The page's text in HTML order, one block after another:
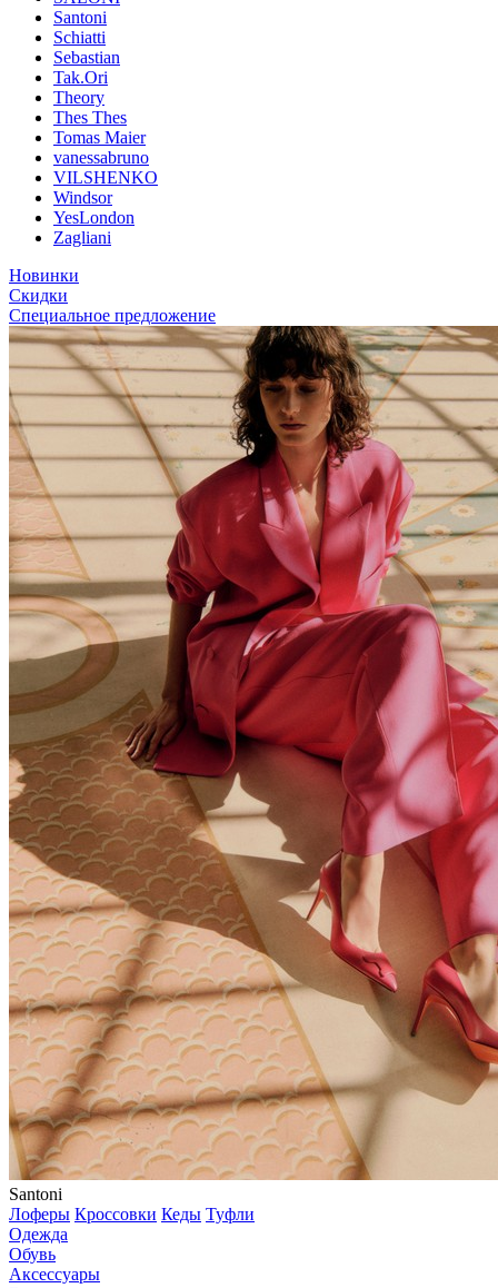
Santoni
Schiatti
Sebastian
Tak.Ori
Theory
Thes Thes
Tomas Maier
vanessabruno
VILSHENKO
Windsor
YesLondon
Zagliani
Новинки
Скидки
Специальное предложение
Santoni
Лоферы Кроссовки Кеды Туфли
Одежда
Обувь
Аксессуары